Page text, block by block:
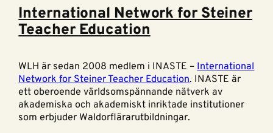
International Network for Steiner
Teacher Education
WLH är sedan 2008 medlem i INASTE – International
Network for Steiner Teacher Education. INASTE är
ett oberoende världsomspännande nätverk av
akademiska och akademiskt inriktade institutioner
som erbjuder Waldorflärarutbildningar.